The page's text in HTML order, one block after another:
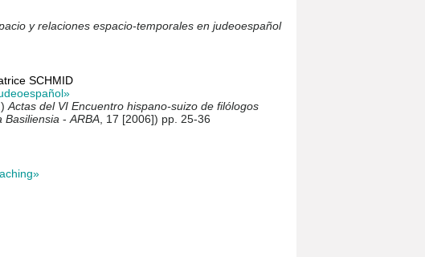
y relaciones espacio-temporales en judeoespañol
SCHMID
Actas del VI Encuentro hispano-suizo de filólogos
Basiliensia - ARBA , 17 [2006]) pp. 25-36